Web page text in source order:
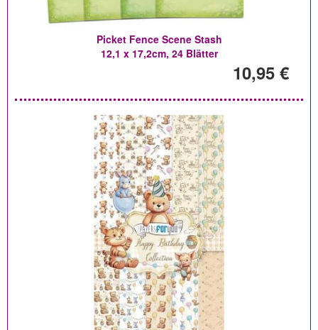
Picket Fence Scene Stash
12,1 x 17,2cm, 24 Blätter
10,95 €